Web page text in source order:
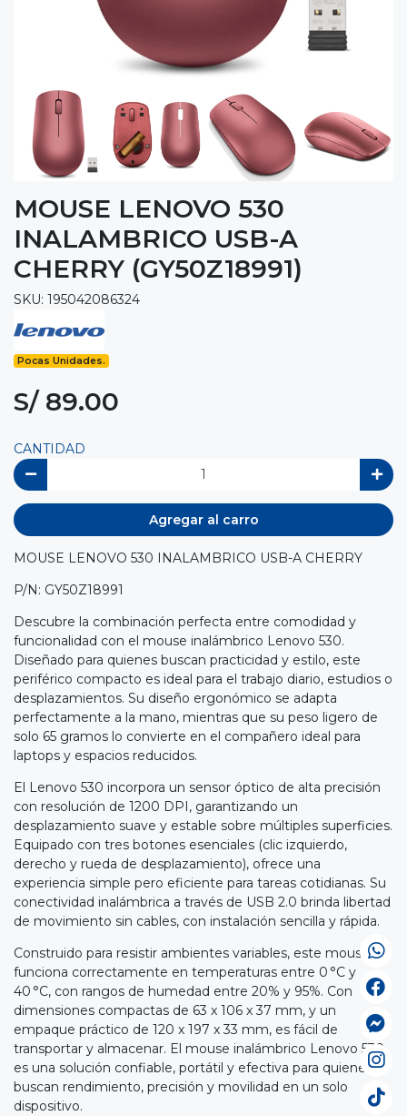
MOUSE LENOVO 530
INALAMBRICO USB-A
CHERRY (GY50Z18991)
SKU: 195042086324
Pocas Unidades.
S/ 89.00
CANTIDAD
Agregar al carro
MOUSE LENOVO 530 INALAMBRICO USB-A CHERRY
P/N: GY50Z18991
Descubre la combinación perfecta entre comodidad y
funcionalidad con el mouse inalámbrico Lenovo 530.
Diseñado para quienes buscan practicidad y estilo, este
periférico compacto es ideal para el trabajo diario, estudios o
desplazamientos. Su diseño ergonómico se adapta
perfectamente a la mano, mientras que su peso ligero de
solo 65 gramos lo convierte en el compañero ideal para
laptops y espacios reducidos.
El Lenovo 530 incorpora un sensor óptico de alta precisión
con resolución de 1200 DPI, garantizando un
desplazamiento suave y estable sobre múltiples superficies.
Equipado con tres botones esenciales (clic izquierdo,
derecho y rueda de desplazamiento), ofrece una
experiencia simple pero eficiente para tareas cotidianas. Su
conectividad inalámbrica a través de USB 2.0 brinda libertad
de movimiento sin cables, con instalación sencilla y rápida.
Construido para resistir ambientes variables, este mouse
funciona correctamente en temperaturas entre 0 °C y
40 °C, con rangos de humedad entre 20% y 95%. Con
dimensiones compactas de 63 x 106 x 37 mm, y un
empaque práctico de 120 x 197 x 33 mm, es fácil de
transportar y almacenar. El mouse inalámbrico Lenovo 530
es una solución confiable, portátil y efectiva para quienes
buscan rendimiento, precisión y movilidad en un solo
dispositivo.